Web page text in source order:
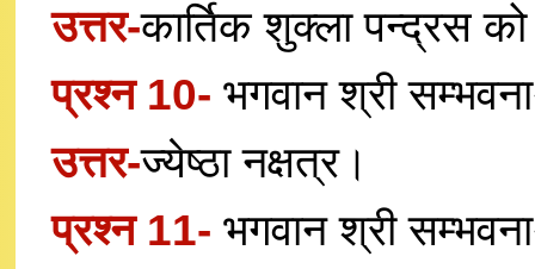
उत्तर-कार्तिक शुक्ला पन्द्रस
प्रश्न 10- भगवान श्री
उत्तर-ज्येष्ठा नक्षत्र।
प्रश्न 11- भगवान श्री